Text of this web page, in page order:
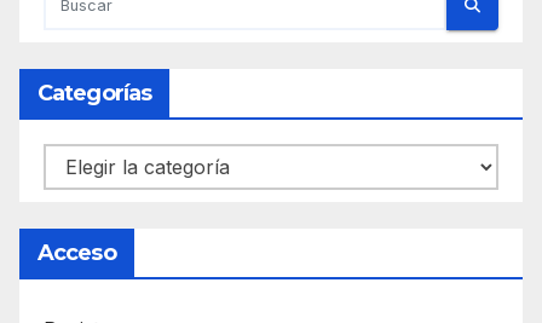
Categorías
Categorías
Acceso